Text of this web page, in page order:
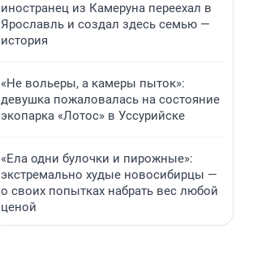
иностранец из Камеруна переехал в
Ярославль и создал здесь семью —
история
«Не вольеры, а камеры пыток»:
девушка пожаловалась на состояние
экопарка «Лотос» в Уссурийске
«Ела одни булочки и пирожные»:
экстремально худые новосибирцы —
о своих попытках набрать вес любой
ценой